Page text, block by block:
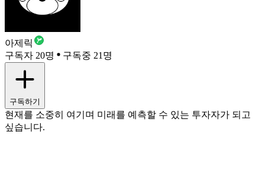
아제릭
구독자 20명
구독중 21명
구독하기
현재를 소중히 여기며 미래를 예측할 수 있는 투자자가 되고
싶습니다.